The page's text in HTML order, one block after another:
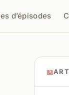
d’épisodes
📖